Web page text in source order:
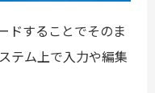
ドすることでそのま
テム上で入力や編集